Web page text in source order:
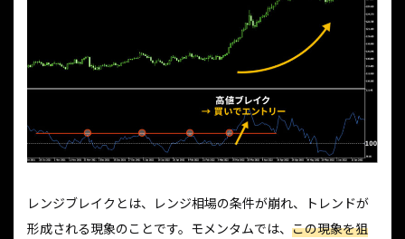
レンジブレイクとは、レンジ相場の条件が崩れ、トレンドが
形成される現象のことです。モメンタムでは、 この現象を狙